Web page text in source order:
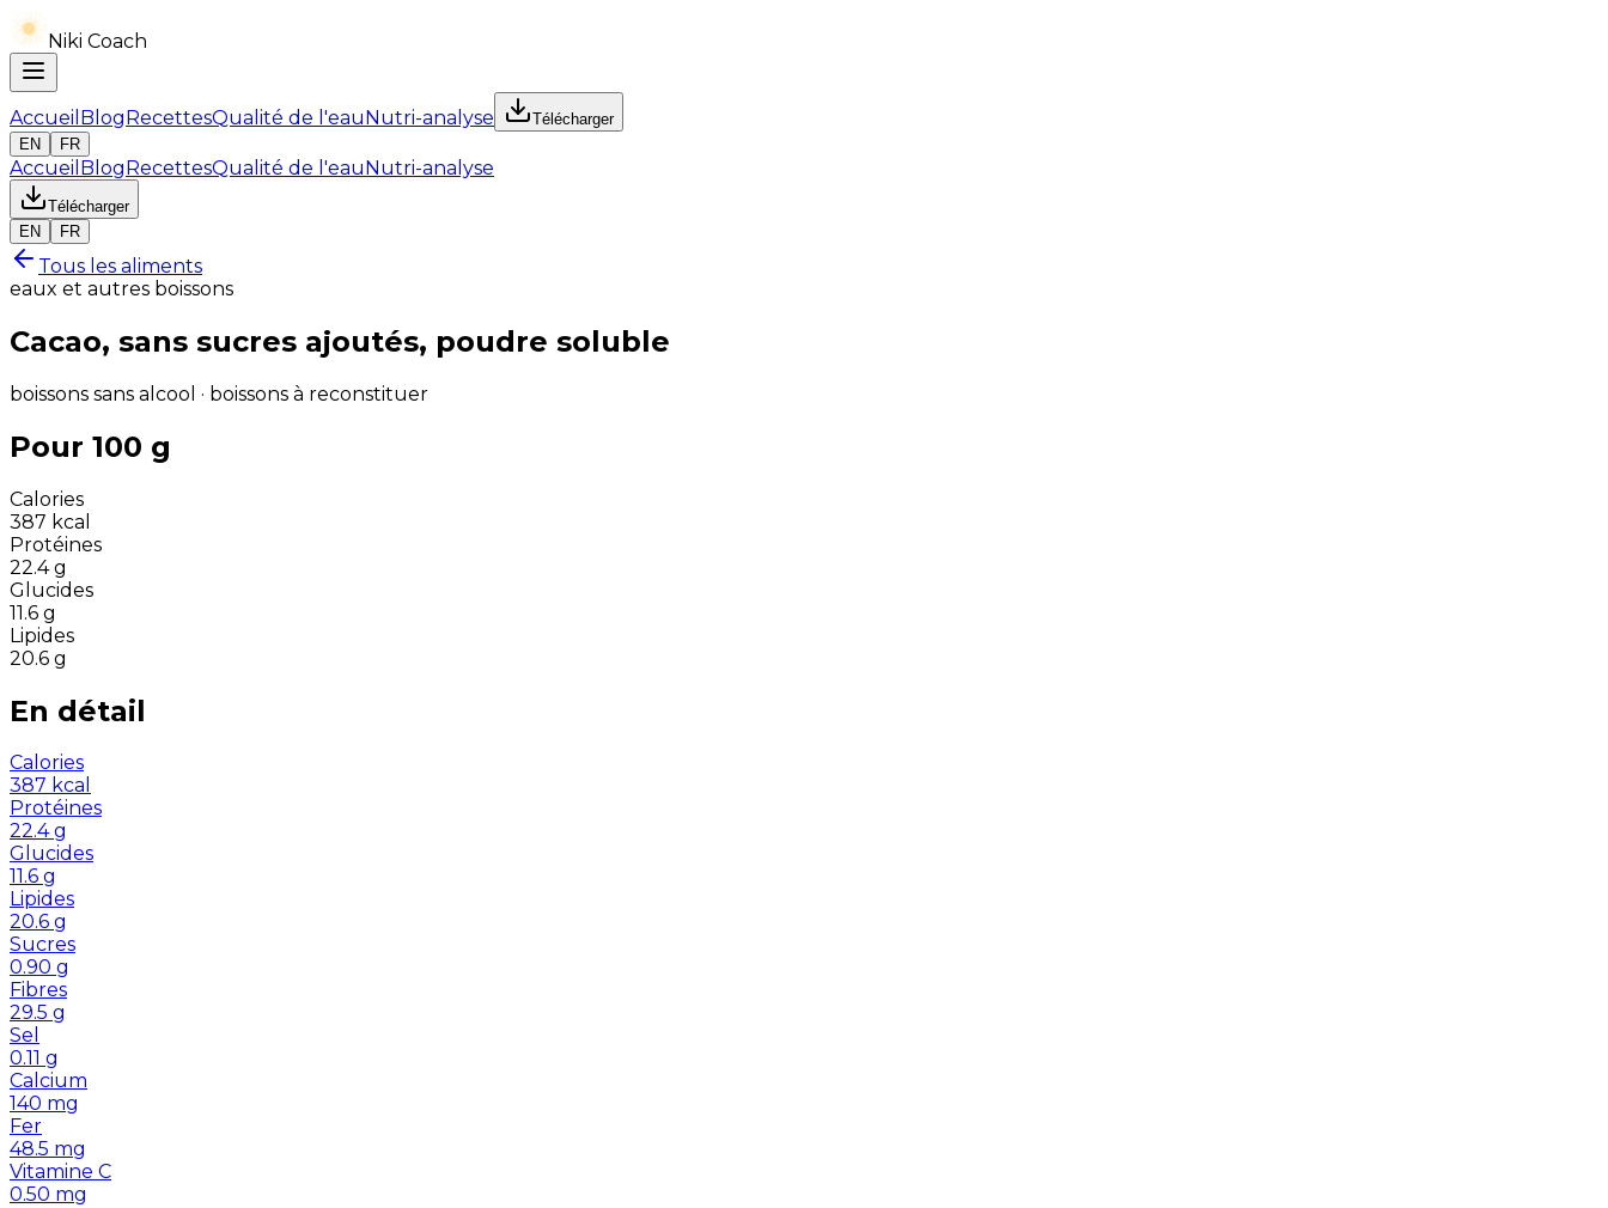
Niki Coach
Accueil BlogRecettesQualité de l'eauNutri-analyse
Télécharger
EN
FR
Accueil BlogRecettesQualité de l'eauNutri-analyse
Télécharger
EN
FR
Tous les aliments
eaux et autres boissons
Cacao, sans sucres ajoutés, poudre soluble
boissons sans alcool · boissons à reconstituer
Pour 100 g
Calories
387 kcal
Protéines
22.4 g
Glucides
11.6 g
Lipides
20.6 g
En détail
Calories
387 kcal
Protéines
22.4 g
Glucides
11.6 g
Lipides
20.6 g
Sucres
0.90 g
Fibres
29.5 g
Sel
0.11 g
Calcium
140 mg
Fer
48.5 mg
Vitamine C
0.50 mg